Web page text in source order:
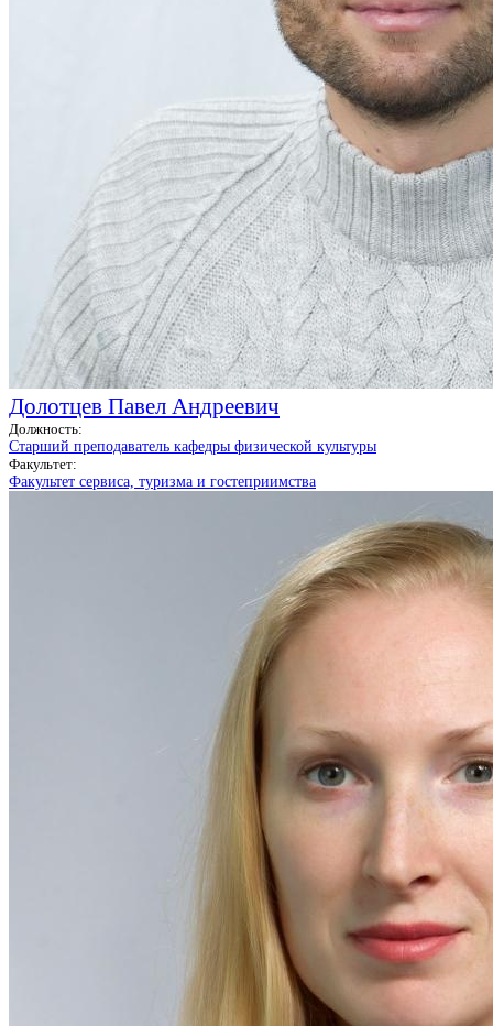
Долотцев Павел Андреевич
Должность:
Старший преподаватель кафедры физической культуры
Факультет:
Факультет сервиса, туризма и гостеприимства